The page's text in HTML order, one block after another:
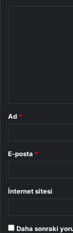
Ad *
E-posta *
İnternet sitesi
Daha sonraki